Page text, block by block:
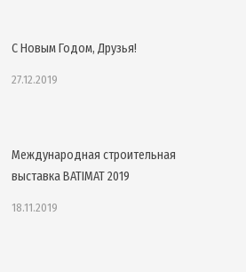
С Новым Годом, Друзья!
27.12.2019
Международная строительная
выставка BATIMAT 2019
18.11.2019